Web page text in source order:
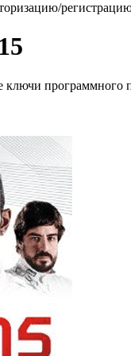
программного